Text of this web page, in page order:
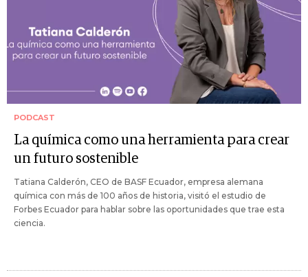
PODCAST
La química como una herramienta para crear
un futuro sostenible
Tatiana Calderón, CEO de BASF Ecuador, empresa alemana
química con más de 100 años de historia, visitó el estudio de
Forbes Ecuador para hablar sobre las oportunidades que trae esta
ciencia.